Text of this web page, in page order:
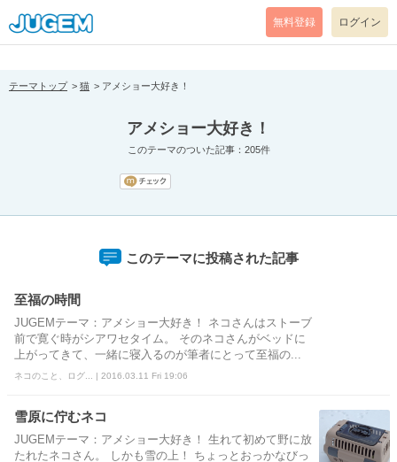
[pear_error: message="Success" code=0 mode=return level=notice
prefix="" info=""]
無料登録 ログイン
テーマトップ 猫 アメショー大好き！
アメショー大好き！
このテーマのついた記事：205件
このテーマに投稿された記事
至福の時間
JUGEMテーマ：アメショー大好き！ ネコさんはストーブ
前で寛ぐ時がシアワセタイム。 そのネコさんがベッドに
上がってきて、一緒に寝入るのが筆者にとって至福の...
ネコのこと、ログ... | 2016.03.11 Fri 19:06
雪原に佇むネコ
JUGEMテーマ：アメショー大好き！ 生れて初めて野に放
たれたネコさん。 しかも雪の上！ ちょっとおっかなびっ